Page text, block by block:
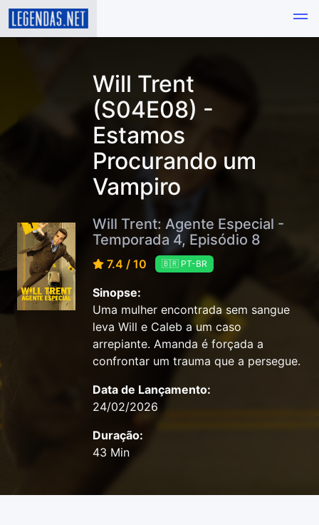
Will Trent
(S04E08) -
Estamos
Procurando um
Vampiro
Will Trent: Agente Especial -
Temporada 4, Episódio 8
7.4 / 10 🇧🇷 PT-BR
Sinopse:
Uma mulher encontrada sem sangue
leva Will e Caleb a um caso
arrepiante. Amanda é forçada a
confrontar um trauma que a persegue.
Data de Lançamento:
24/02/2026
Duração:
43 Min